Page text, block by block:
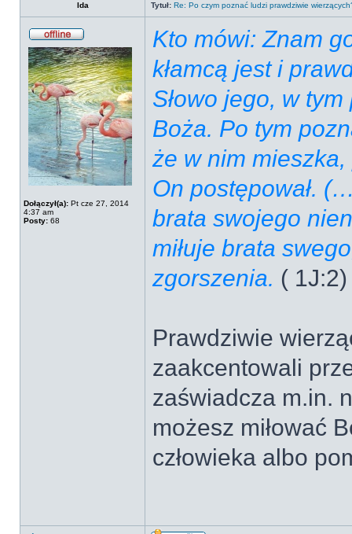
Ida Tytuł: Re: Po czym poznać ludzi prawdziwie
Dołączył(a): Pt cze 27, 2014
4:37 am
Posty: 68
Kto mówi: Znam
kłamcą jest i
Słowo jego, w tym
Boża. Po tym
że w nim
On postępował.
brata swojego
miłuje brata
zgorszenia. ( 1J:2)
Prawdziwie
zaakcentowali
zaświadcza m.in.
możesz miłować
człowieka albo